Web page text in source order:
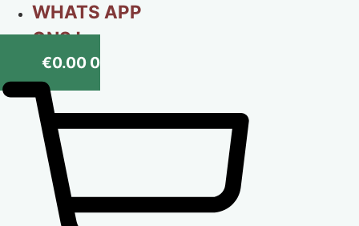
WHATS APP
ONS !
€0.00 0